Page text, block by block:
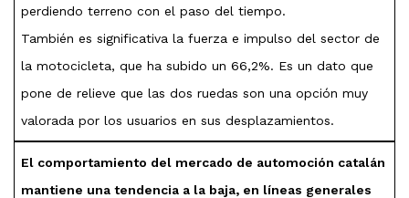
perdiendo terreno con el paso del tiempo.
También es significativa la fuerza e impulso del sector de
la motocicleta, que ha subido un 66,2%. Es un dato que
pone de relieve que las dos ruedas son una opción muy
valorada por los usuarios en sus desplazamientos.
El comportamiento del mercado de automoción catalán
mantiene una tendencia a la baja, en líneas generales